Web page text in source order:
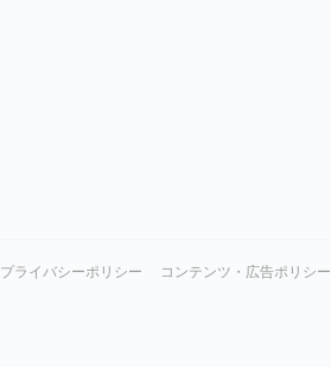
プライバシーポリシー コンテンツ・広告ポリシー